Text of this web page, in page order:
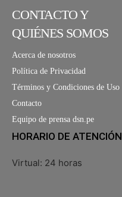
CONTACTO Y
QUIÉNES SOMOS
Acerca de nosotros
Política de Privacidad
Términos y Condiciones de Uso
Contacto
Equipo de prensa dsn.pe
HORARIO DE ATENCIÓN
Virtual: 24 horas